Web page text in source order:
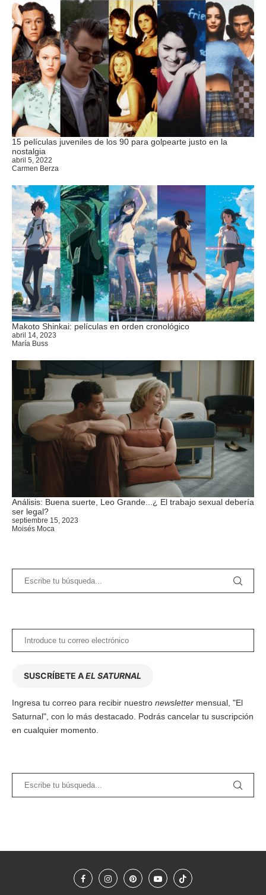
15 películas juveniles de los 90 para golpearte justo en la
nostalgia
abril 5, 2022
Carmen Berza
Makoto Shinkai: películas en orden cronológico
abril 14, 2023
María Buss
Análisis: Buena suerte, Leo Grande...¿ El trabajo sexual debería
ser legal?
septiembre 15, 2023
Moisés Moca
SUSCRÍBETE AEL SATURNAL
Ingresa tu correo para recibir nuestro newsletter mensual, "El
Saturnal", con lo más destacado. Podrás cancelar tu suscripción
en cualquier momento.